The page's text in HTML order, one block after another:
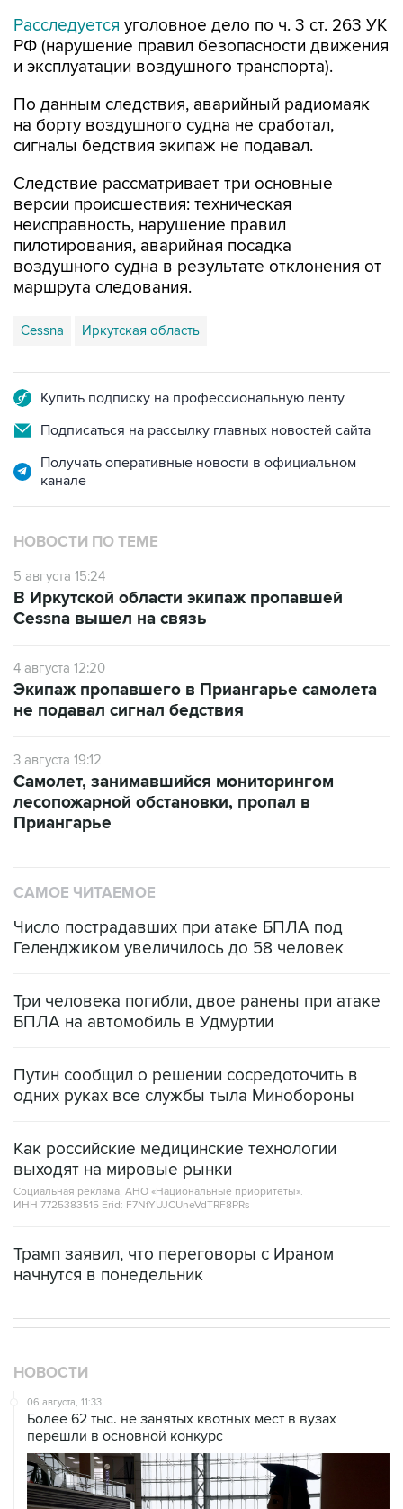
Расследуется уголовное дело по ч. 3 ст. 263 УК
РФ (нарушение правил безопасности движения
и эксплуатации воздушного транспорта).
По данным следствия, аварийный радиомаяк
на борту воздушного судна не сработал,
сигналы бедствия экипаж не подавал.
Следствие рассматривает три основные
версии происшествия: техническая
неисправность, нарушение правил
пилотирования, аварийная посадка
воздушного судна в результате отклонения от
маршрута следования.
Cessna Иркутская область
Купить подписку на профессиональную ленту
Подписаться на рассылку главных новостей сайта
Получать оперативные новости в официальном
канале
НОВОСТИ ПО ТЕМЕ
5 августа 15:24
В Иркутской области экипаж пропавшей
Cessna вышел на связь
4 августа 12:20
Экипаж пропавшего в Приангарье самолета
не подавал сигнал бедствия
3 августа 19:12
Самолет, занимавшийся мониторингом
лесопожарной обстановки, пропал в
Приангарье
САМОЕ ЧИТАЕМОЕ
Число пострадавших при атаке БПЛА под
Геленджиком увеличилось до 58 человек
Три человека погибли, двое ранены при атаке
БПЛА на автомобиль в Удмуртии
Путин сообщил о решении сосредоточить в
одних руках все службы тыла Минобороны
Как российские медицинские технологии
выходят на мировые рынки
Социальная реклама, АНО «Национальные приоритеты».
ИНН 7725383515 Erid: F7NfYUJCUneVdTRF8PRs
Трамп заявил, что переговоры с Ираном
начнутся в понедельник
НОВОСТИ
06 августа, 11:33
Более 62 тыс. не занятых квотных мест в вузах
перешли в основной конкурс